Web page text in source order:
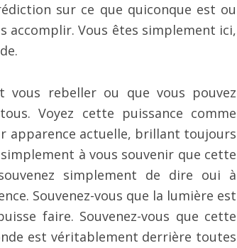
sur ce que quiconque est ou
accomplir. Vous êtes simplement ici,
vous rebeller ou que vous pouvez
Voyez cette puissance comme
apparence actuelle, brillant toujours
à vous souvenir que cette
simplement de dire oui à
Souvenez-vous que la lumière est
faire. Souvenez-vous que cette
est véritablement derrière toutes